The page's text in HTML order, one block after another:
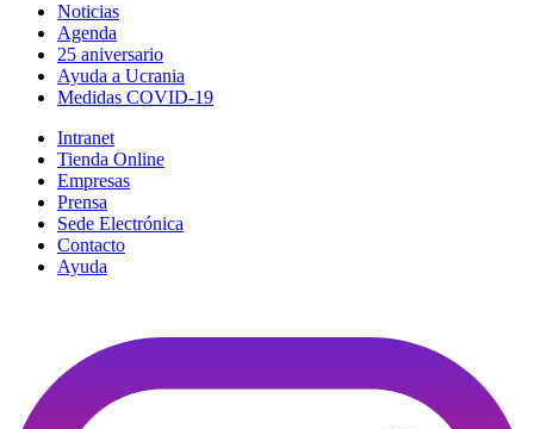
Noticias
Agenda
25 aniversario
Ayuda a Ucrania
Medidas COVID-19
Intranet
Tienda Online
Empresas
Prensa
Sede Electrónica
Contacto
Ayuda